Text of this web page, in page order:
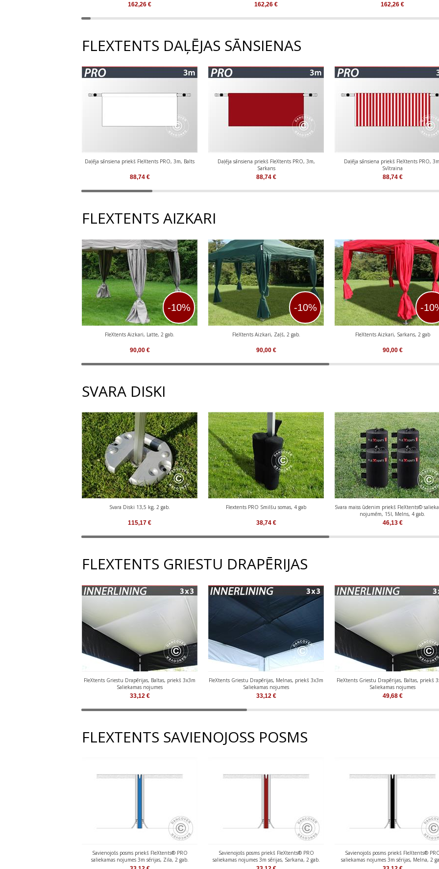
162,26 €
162,26 €
162,26 €
FLEXTENTS DAĻĒJAS SĀNSIENAS
Daļēja sānsiena priekš FleXtents PRO, 3m, Balts
88,74€
Daļēja sānsiena priekš FleXtents PRO, 3m,
Sarkans
88,74€
Daļēja sānsiena priekš FleXtents PRO,
Svītraina
88,74€
FLEXTENTS AIZKARI
-10%
FleXtents Aizkari, Latte, 2 gab.
90,00€
-10%
FleXtents Aizkari, Zaļš, 2 gab.
90,00€
-
FleXtents Aizkari, Sarkans, 2 gab
90,00€
SVARA DISKI
Svara Diski 13,5 kg, 2 gab.
115,17 €
Flextents PRO Smilšu somas, 4 gab
38,74€
Svara maiss ūdenim priekš FleXtents©
nojumēm, 15l, Melns, 4 gab.
46,13€
FLEXTENTS GRIESTU DRAPĒRIJAS
FleXtents Griestu Drapērijas, Baltas, priekš 3x3m
Saliekamas nojumes
33,12 €
FleXtents Griestu Drapērijas, Melnas, priekš 3x3m
Saliekamas nojumes
33,12 €
FleXtents Griestu Drapērijas, Baltas, priekš
Saliekamas nojumes
49,68€
FLEXTENTS SAVIENOJOSS POSMS
Savienojošs posms priekš FleXtents® PRO
saliekamas nojumes 3m sērijas, Zila, 2 gab.
Savienojošs posms priekš FleXtents® PRO
saliekamas nojumes 3m sērijas, Sarkana, 2 gab.
Savienojošs posms priekš FleXtents®
saliekamas nojumes 3m sērijas, Melna, 2